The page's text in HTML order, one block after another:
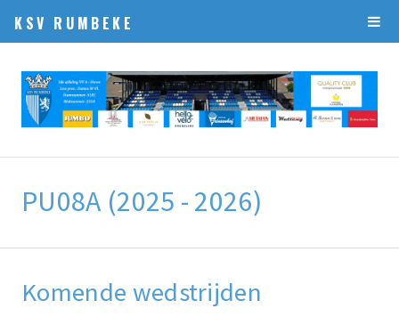
KSV RUMBEKE
PU08A (2025 - 2026)
Komende wedstrijden